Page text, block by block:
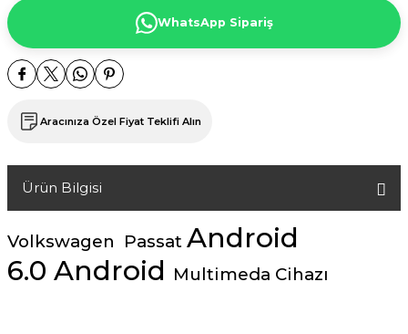
WhatsApp Sipariş
Aracınıza Özel Fiyat Teklifi Alın
Ürün Bilgisi
Volkswagen Passat Android
6.0 Android Multimeda Cihazı